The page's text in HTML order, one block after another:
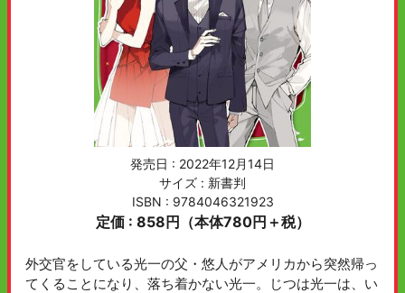
発売日 : 2022年12月14日
サイズ : 新書判
ISBN : 9784046321923
定価 : 858円（本体780円＋税）
外交官をしている光一の父・悠人がアメリカから突然帰っ
てくることになり、落ち着かない光一。じつは光一は、い